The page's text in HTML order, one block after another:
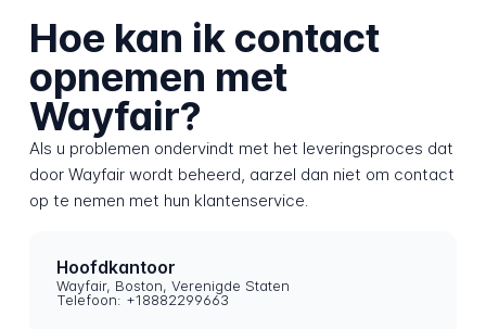
Hoe kan ik contact
opnemen met
Wayfair?
Als u problemen ondervindt met het leveringsproces dat
door Wayfair wordt beheerd, aarzel dan niet om contact
op te nemen met hun klantenservice.
Hoofdkantoor
Wayfair, Boston, Verenigde Staten
Telefoon: +18882299663